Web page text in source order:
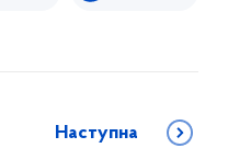
Наступна